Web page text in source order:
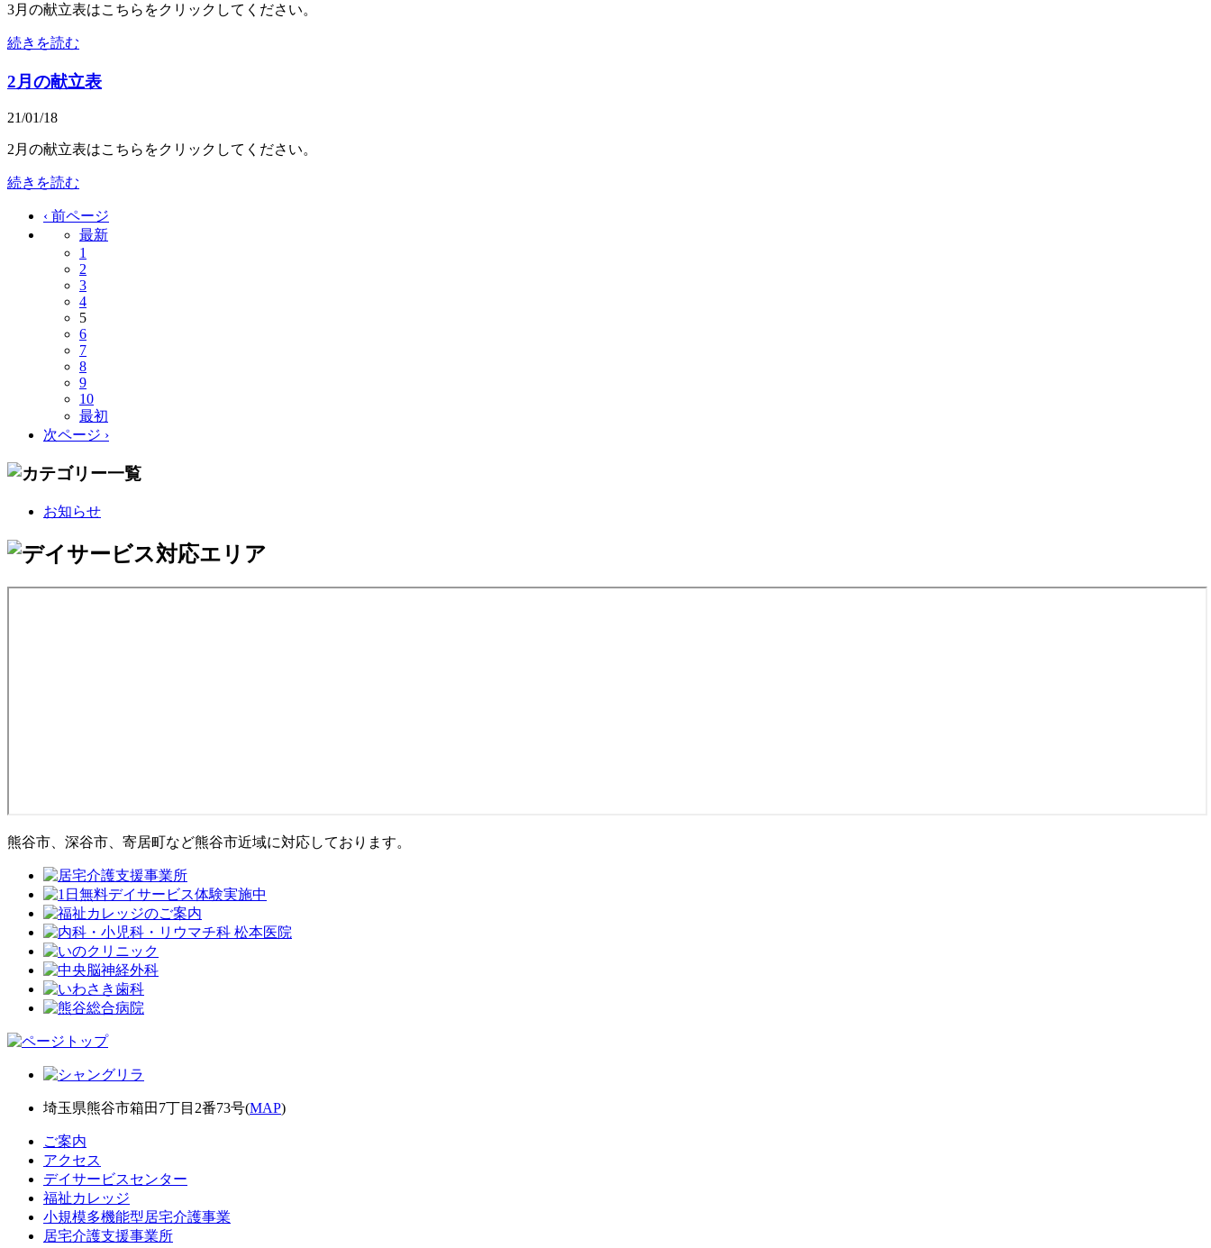
3月の献立表はこちらをクリックしてください。
続きを読む
2月の献立表
21/01/18
2月の献立表はこちらをクリックしてください。
続きを読む
‹ 前ページ
最新
1
2
3
4
5
6
7
8
9
10
最初
次ページ ›
お知らせ
熊谷市、深谷市、寄居町など熊谷市近域に対応しております。
埼玉県熊谷市箱田7丁目2番73号(MAP)
ご案内
アクセス
デイサービスセンター
福祉カレッジ
小規模多機能型居宅介護事業
居宅介護支援事業所